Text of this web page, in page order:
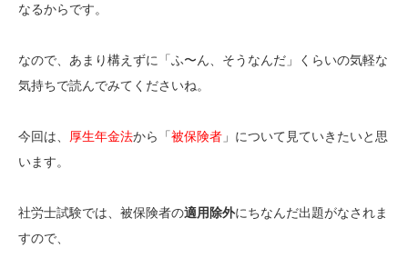
なるからです。
なので、あまり構えずに「ふ〜ん、そうなんだ」くらいの気軽な
気持ちで読んでみてくださいね。
今回は、 厚生年金法から「被保険者 」について見ていきたいと思
います。
社労士試験では、被保険者の適用除外にちなんだ出題がなされま
すので、